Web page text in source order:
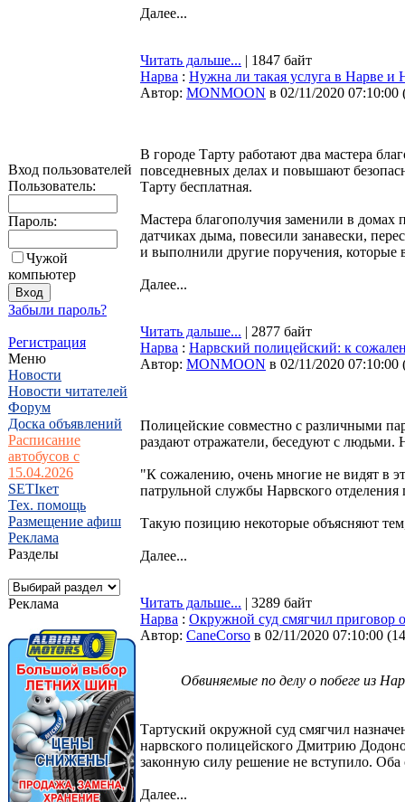
Вход пользователей
Пользователь:
Пароль:
Чужой
компьютер
Забыли пароль?
Регистрация
Меню
Новости
Новости читателей
Форум
Доска объявлений
Расписание
автобусов с
15.04.2026
SETIкет
Тех. помощь
Размещение афиш
Реклама
Разделы
Реклама
Далее...
Читать дальше... | 1847 байт
Нарва : Нужна ли такая услуга в Нарве и
Автор: MONMOON в 02/11/2020 07:10:00
В городе Тарту работают два мастера
повседневных делах и повышают
Тарту бесплатная.
Мастера благополучия заменили в
датчиках дыма, повесили занавески,
и выполнили другие поручения,
Далее...
Читать дальше... | 2877 байт
Нарва : Нарвский полицейский: к
Автор: MONMOON в 02/11/2020 07:10:00
Полицейские совместно с различными
раздают отражатели, беседуют с людьми.
"К сожалению, очень многие не видят в
патрульной службы Нарвского
Такую позицию некоторые объясняют
Далее...
Читать дальше... | 3289 байт
Нарва : Окружной суд смягчил приговор
Автор: CaneCorso в 02/11/2020 07:10:00 (
Обвиняемые по делу о побеге из
Тартуский окружной суд смягчил
нарвского полицейского Дмитрию
законную силу решение не вступило.
Далее...